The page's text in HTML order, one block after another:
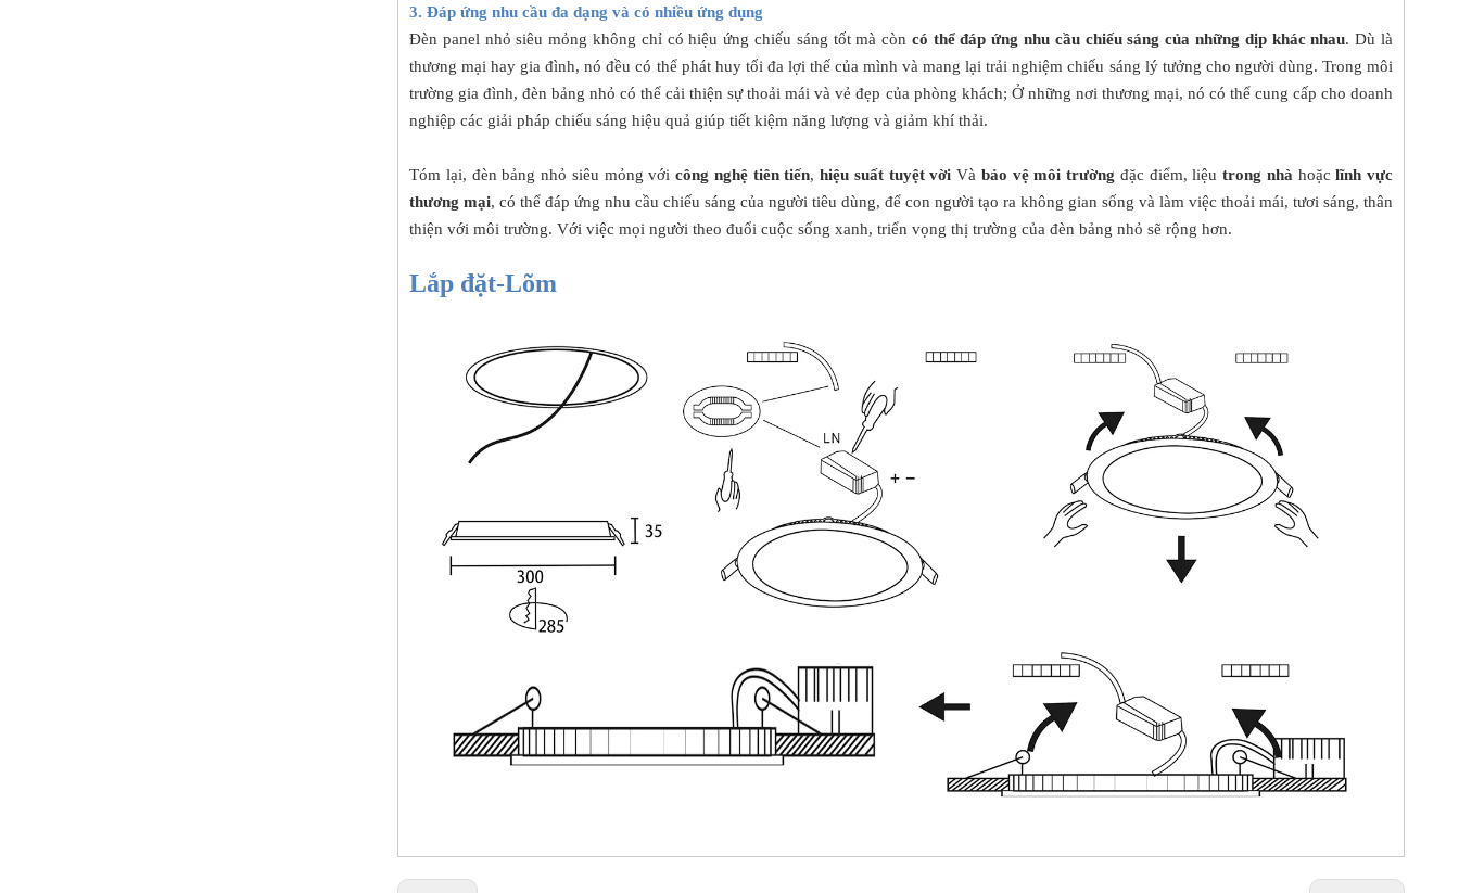
3. Đáp ứng nhu cầu đa dạng và có nhiều ứng dụng
Đèn panel nhỏ siêu mỏng không chỉ có hiệu ứng chiếu sáng tốt mà còn có thể đáp ứng nhu cầu chiếu sáng của những dịp khác nhau. Dù là
thương mại hay gia đình, nó đều có thể phát huy tối đa lợi thế của mình và mang lại trải nghiệm chiếu sáng lý tưởng cho người dùng. Trong môi
trường gia đình, đèn bảng nhỏ có thể cải thiện sự thoải mái và vẻ đẹp của phòng khách; Ở những nơi thương mại, nó có thể cung cấp cho doanh
nghiệp các giải pháp chiếu sáng hiệu quả giúp tiết kiệm năng lượng và giảm khí thải.
Tóm lại, đèn bảng nhỏ siêu mỏng với công nghệ tiên tiến, hiệu suất tuyệt vời Và bảo vệ môi trường đặc điểm, liệu trong nhà hoặclĩnh vực
thương mại, có thể đáp ứng nhu cầu chiếu sáng của người tiêu dùng, để con người tạo ra không gian sống và làm việc thoải mái, tươi sáng, thân
thiện với môi trường. Với việc mọi người theo đuổi cuộc sống xanh, triển vọng thị trường của đèn bảng nhỏ sẽ rộng hơn.
Lắp đặt-Lõm